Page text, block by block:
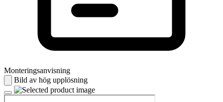
Monteringsanvisning
Bild av hög upplösning